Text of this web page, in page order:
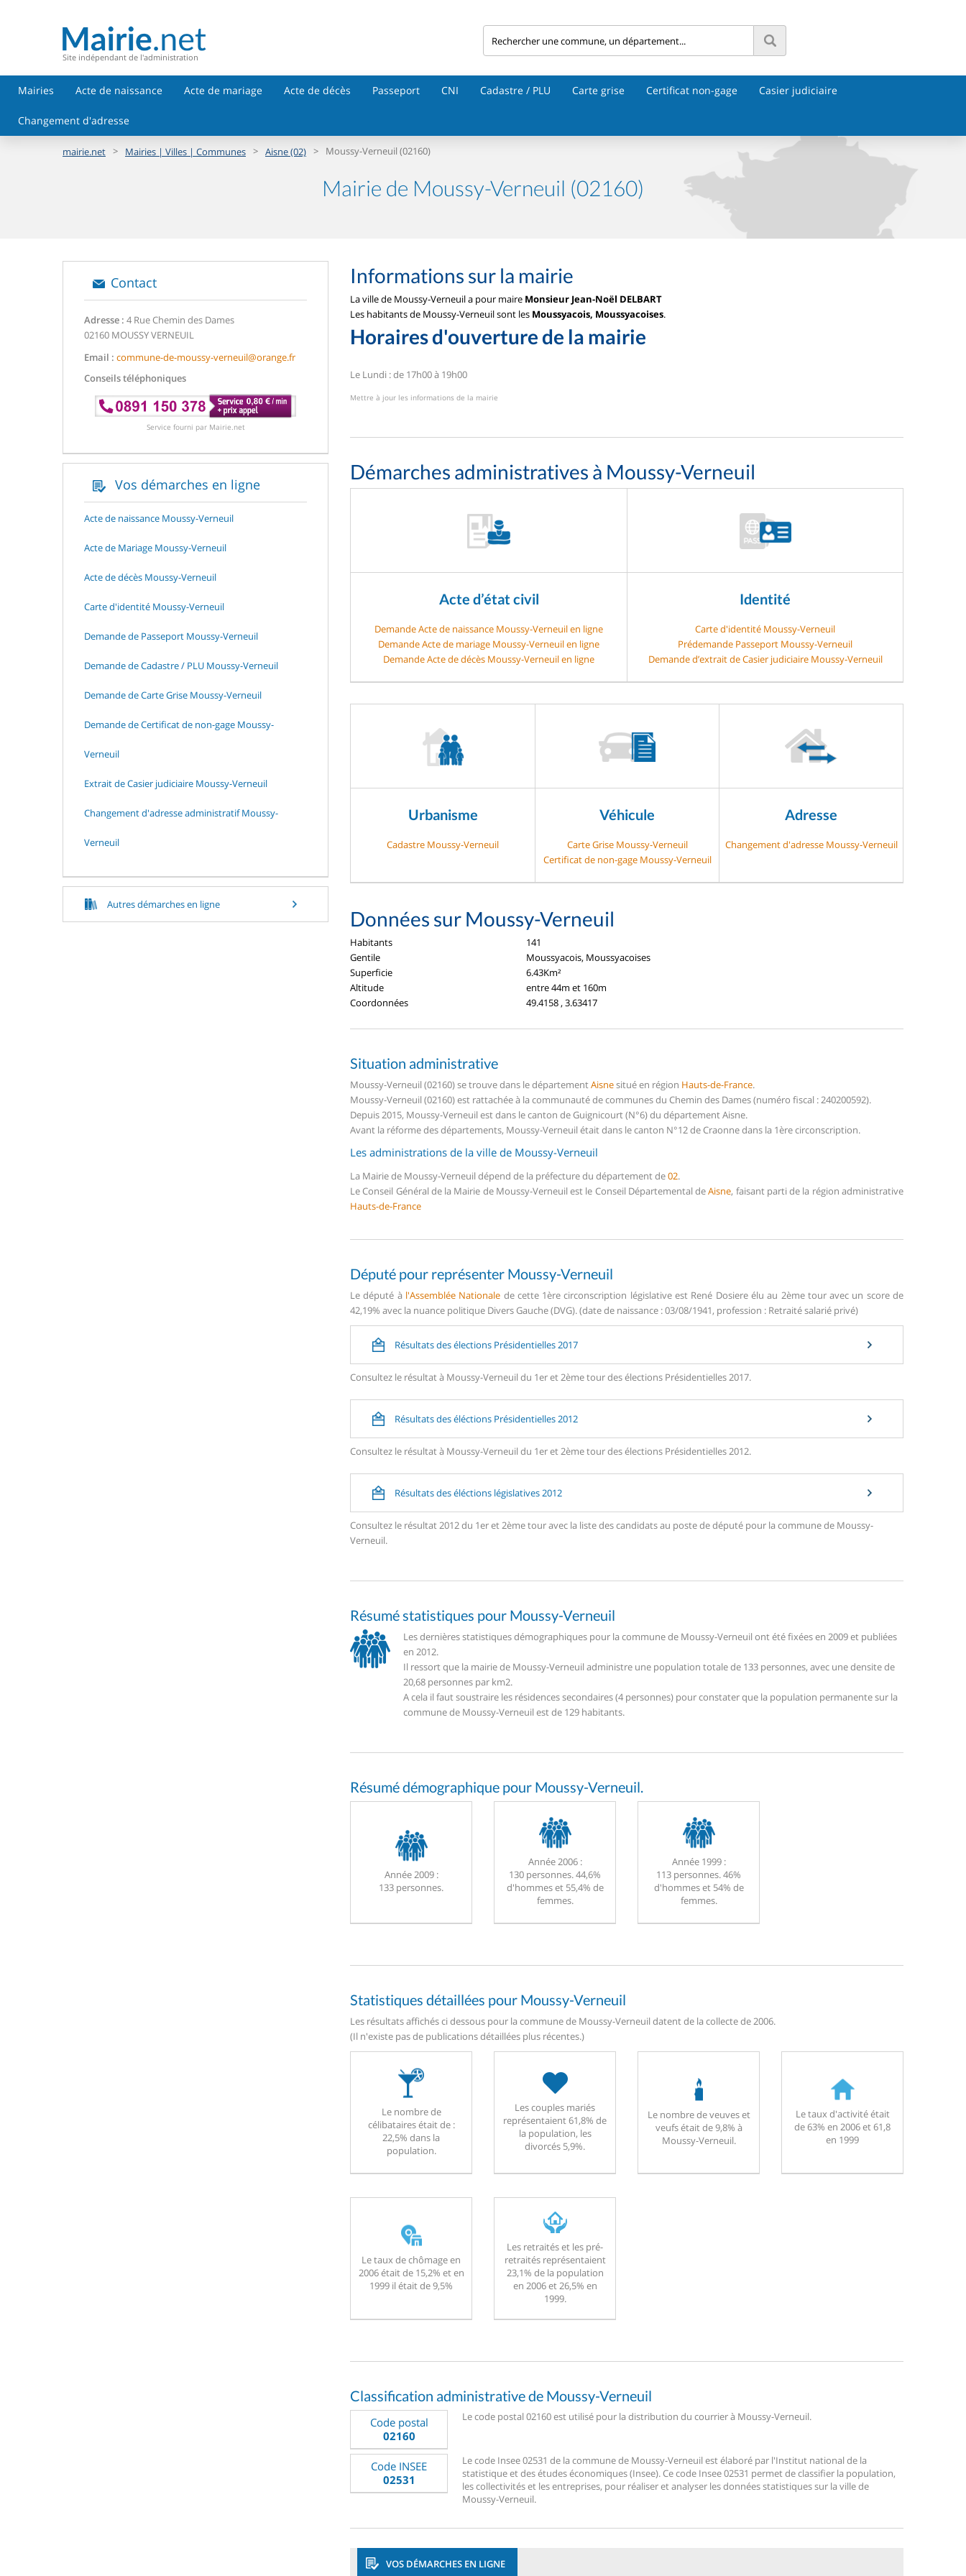
Site indépendant de l'administration
Mairies Acte de naissance Acte de mariage Acte de décès Passeport CNI Cadastre / PLU Carte grise Certificat non-gage Casier judiciaire
Changement d'adresse
mairie.net > Mairies | Villes | Communes > Aisne (02) > Moussy-Verneuil (02160)
Mairie de Moussy-Verneuil (02160)
Contact
Adresse : 4 Rue Chemin des Dames
02160 MOUSSY VERNEUIL
Email : commune-de-moussy-verneuil@orange.fr
Conseils téléphoniques
Service fourni par Mairie.net
Vos démarches en ligne
Acte de naissance Moussy-Verneuil
Acte de Mariage Moussy-Verneuil
Acte de décès Moussy-Verneuil
Carte d'identité Moussy-Verneuil
Demande de Passeport Moussy-Verneuil
Demande de Cadastre / PLU Moussy-Verneuil
Demande de Carte Grise Moussy-Verneuil
Demande de Certificat de non-gage Moussy-
Verneuil
Extrait de Casier judiciaire Moussy-Verneuil
Changement d'adresse administratif Moussy-
Verneuil
Autres démarches en ligne
Informations sur la mairie
La ville de Moussy-Verneuil a pour maire Monsieur Jean-Noël DELBART
Les habitants de Moussy-Verneuil sont les Moussyacois, Moussyacoises.
Horaires d'ouverture de la mairie
Le Lundi : de 17h00 à 19h00
Mettre à jour les informations de la mairie
Démarches administratives à Moussy-Verneuil
Acte d’état civil
Demande Acte de naissance Moussy-Verneuil en ligne
Demande Acte de mariage Moussy-Verneuil en ligne
Demande Acte de décès Moussy-Verneuil en ligne
Identité
Carte d'identité Moussy-Verneuil
Prédemande Passeport Moussy-Verneuil
Demande d’extrait de Casier judiciaire Moussy-Verneuil
Urbanisme
Cadastre Moussy-Verneuil
Véhicule
Carte Grise Moussy-Verneuil
Certificat de non-gage Moussy-Verneuil
Adresse
Changement d'adresse Moussy-Verneuil
Données sur Moussy-Verneuil
Habitants
141
Gentile
Moussyacois, Moussyacoises
Superficie
6.43Km²
Altitude
entre 44m et 160m
Coordonnées
49.4158 , 3.63417
Situation administrative
Moussy-Verneuil (02160) se trouve dans le départementAisnesitué en région Hauts-de-France.
Moussy-Verneuil (02160) est rattachée à la communauté de communes du Chemin des Dames (numéro fiscal : 240200592).
Depuis 2015, Moussy-Verneuil est dans le canton de Guignicourt (N°6) du département Aisne.
Avant la réforme des départements, Moussy-Verneuil était dans le canton N°12 de Craonne dans la 1ère circonscription.
Les administrations de la ville de Moussy-Verneuil
La Mairie de Moussy-Verneuil dépend de la préfecture du département de02.
Le Conseil Général de la Mairie de Moussy-Verneuil est le Conseil Départemental deAisne, faisant parti de la région administrative
Hauts-de-France
Député pour représenter Moussy-Verneuil
Le député à l'Assemblée Nationale de cette 1ère circonscription législative est René Dosiere élu au 2ème tour avec un score de
42,19% avec la nuance politique Divers Gauche (DVG). (date de naissance : 03/08/1941, profession : Retraité salarié privé)
Résultats des élections Présidentielles 2017
Consultez le résultat à Moussy-Verneuil du 1er et 2ème tour des élections Présidentielles 2017.
Résultats des éléctions Présidentielles 2012
Consultez le résultat à Moussy-Verneuil du 1er et 2ème tour des élections Présidentielles 2012.
Résultats des éléctions législatives 2012
Consultez le résultat 2012 du 1er et 2ème tour avec la liste des candidats au poste de député pour la commune de Moussy-
Verneuil.
Résumé statistiques pour Moussy-Verneuil
Les dernières statistiques démographiques pour la commune de Moussy-Verneuil ont été fixées en 2009 et publiées
en 2012.
Il ressort que la mairie de Moussy-Verneuil administre une population totale de 133 personnes, avec une densite de
20,68 personnes par km2.
A cela il faut soustraire les résidences secondaires (4 personnes) pour constater que la population permanente sur la
commune de Moussy-Verneuil est de 129 habitants.
Résumé démographique pour Moussy-Verneuil.
Année 2009 :
133 personnes.
Année 2006 :
130 personnes. 44,6%
d'hommes et 55,4% de
femmes.
Année 1999 :
113 personnes. 46%
d'hommes et 54% de
femmes.
Statistiques détaillées pour Moussy-Verneuil
Les résultats affichés ci dessous pour la commune de Moussy-Verneuil datent de la collecte de 2006.
(Il n'existe pas de publications détaillées plus récentes.)
Le nombre de
célibataires était de :
22,5% dans la
population.
Les couples mariés
représentaient 61,8% de
la population, les
divorcés 5,9%.
Le nombre de veuves et
veufs était de 9,8% à
Moussy-Verneuil.
Le taux d'activité était
de 63% en 2006 et 61,8
en 1999
Le taux de chômage en
2006 était de 15,2% et en
1999 il était de 9,5%
Les retraités et les pré-
retraités représentaient
23,1% de la population
en 2006 et 26,5% en
1999.
Classification administrative de Moussy-Verneuil
Code postal
02160
Le code postal 02160 est utilisé pour la distribution du courrier à Moussy-Verneuil.
Code INSEE
02531
Le code Insee 02531 de la commune de Moussy-Verneuil est élaboré par l'Institut national de la
statistique et des études économiques (Insee). Ce code Insee 02531 permet de classifier la population,
les collectivités et les entreprises, pour réaliser et analyser les données statistiques sur la ville de
Moussy-Verneuil.
VOS DÉMARCHES EN LIGNE